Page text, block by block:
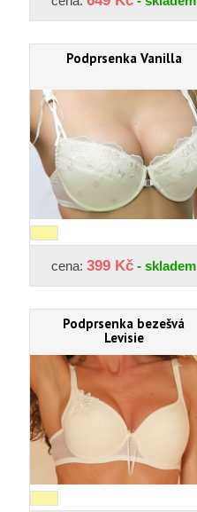
Podprsenka Vanilla
cena: 399 Kč - skladem
Podprsenka bezešvá
Levisie